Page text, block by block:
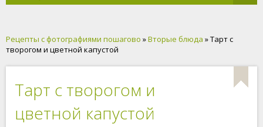
Рецепты с фотографиями пошагово »Вторые блюда » Тарт с
творогом и цветной капустой
Тарт с творогом и
цветной капустой